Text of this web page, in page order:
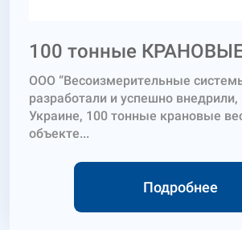
100 тонные
ООО “Весоизмерительные
разработали и успешно
Украине, 100 тонные крановые
объекте...
Подробнее